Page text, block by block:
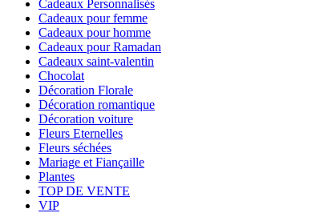
Cadeaux Personnalisés
Cadeaux pour femme
Cadeaux pour homme
Cadeaux pour Ramadan
Cadeaux saint-valentin
Chocolat
Décoration Florale
Décoration romantique
Décoration voiture
Fleurs Eternelles
Fleurs séchées
Mariage et Fiançaille
Plantes
TOP DE VENTE
VIP